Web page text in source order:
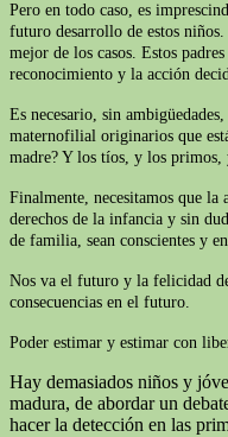
Pero en todo caso, es
futuro desarrollo de estos
mejor de los casos. Estos
reconocimiento y la acción
Es necesario, sin
maternofilial originarios que
madre? Y los tíos, y los primos,
Finalmente, necesitamos que
derechos de la infancia y sin
de familia, sean conscientes y
Nos va el futuro y la felicidad
consecuencias en el futuro.
Poder estimar y estimar con
Hay demasiados niños y
madura, de abordar un
hacer la detección en las